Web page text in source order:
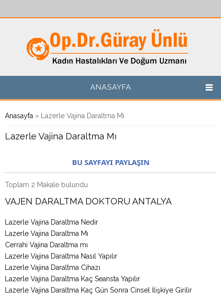
ANASAYFA
Buradasınız
Anasayfa » Lazerle Vajina Daraltma Mı
Lazerle Vajina Daraltma Mı
BU SAYFAYI PAYLAŞIN
Toplam 2 Makale bulundu
VAJEN DARALTMA DOKTORU ANTALYA
Lazerle Vajina Daraltma Nedir
Lazerle Vajina Daraltma Mı
Cerrahi Vajina Daraltma mı
Lazerle Vajina Daraltma Nasıl Yapılır
Lazerle Vajina Daraltma Cihazı
Lazerle Vajina Daraltma Kaç Seansta Yapılır
Lazerle Vajina Daraltma Kaç Gün Sonra Cinsel İlişkiye Girilir